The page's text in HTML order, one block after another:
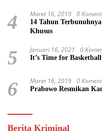
4 Maret 16, 2019 0
14 Tahun
Khusus
5 Januari 16, 2021 0
It’s Time for
6 Maret 16, 2019 0
Prabowo Resmikan
Berita Kriminal